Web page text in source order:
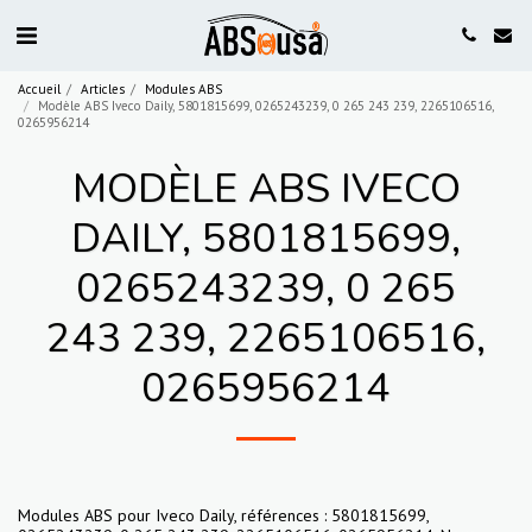
Accueil Articles
Modules ABS
Modèle ABS Iveco Daily, 5801815699, 0265243239, 0 265 243 239, 2265106516,
0265956214
MODÈLE ABS IVECO
DAILY, 5801815699,
0265243239, 0 265
243 239, 2265106516,
0265956214
Modules ABS pour Iveco Daily, références : 5801815699,